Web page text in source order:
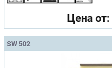
Цена от:
SW 502